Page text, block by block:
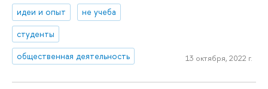
идеи и опыт
не учеба
студенты
общественная деятельность
13 октября, 2022 г.